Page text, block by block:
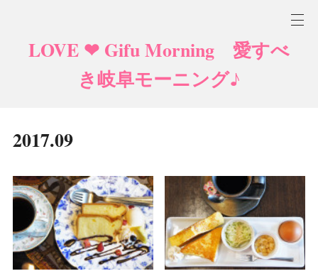
LOVE ❤ Gifu Morning 愛すべ
き岐阜モーニング♪
2017.09